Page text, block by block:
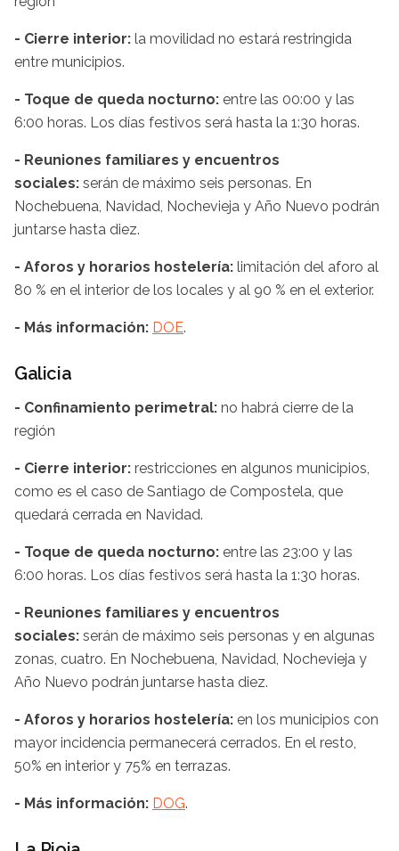
- Cierre interior: la movilidad no estará restringida
entre municipios.
- Toque de queda nocturno: entre las 00:00 y las
6:00 horas. Los días festivos será hasta la 1:30 horas.
- Reuniones familiares y encuentros
sociales: serán de máximo seis personas. En
Nochebuena, Navidad, Nochevieja y Año Nuevo podrán
juntarse hasta diez.
- Aforos y horarios hostelería: limitación del aforo al
80 % en el interior de los locales y al 90 % en el exterior.
- Más información: DOE.
Galicia
- Confinamiento perimetral: no habrá cierre de la
región
- Cierre interior: restricciones en algunos municipios,
como es el caso de Santiago de Compostela, que
quedará cerrada en Navidad.
- Toque de queda nocturno: entre las 23:00 y las
6:00 horas. Los días festivos será hasta la 1:30 horas.
- Reuniones familiares y encuentros
sociales: serán de máximo seis personas y en algunas
zonas, cuatro. En Nochebuena, Navidad, Nochevieja y
Año Nuevo podrán juntarse hasta diez.
- Aforos y horarios hostelería: en los municipios con
mayor incidencia permanecerá cerrados. En el resto,
50% en interior y 75% en terrazas.
- Más información: DOG.